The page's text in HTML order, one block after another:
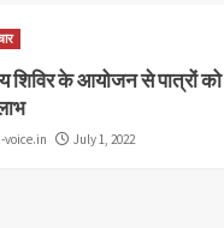
शिविर के आयोजन से पात्रों को
voice.in July 1, 2022